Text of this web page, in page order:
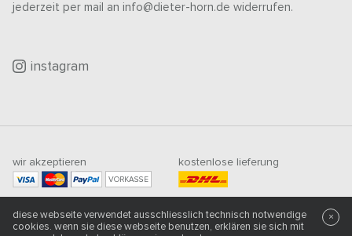
jederzeit per mail an info@dieter-horn.de widerrufen.
instagram
wir akzeptieren
VORKASSE
kostenlose lieferung
mindestbestellwert
500CHF
diese webseite verwendet ausschliesslich technisch notwendige
cookies. wenn sie diese webseite benutzen, erklären sie sich mit
×